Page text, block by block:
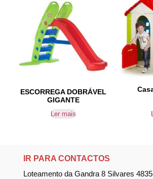
ESCORREGA DOBRÁVEL
GIGANTE
Ler mais
IR PARA CONTACTOS
Loteamento da Gandra 8 Silvares